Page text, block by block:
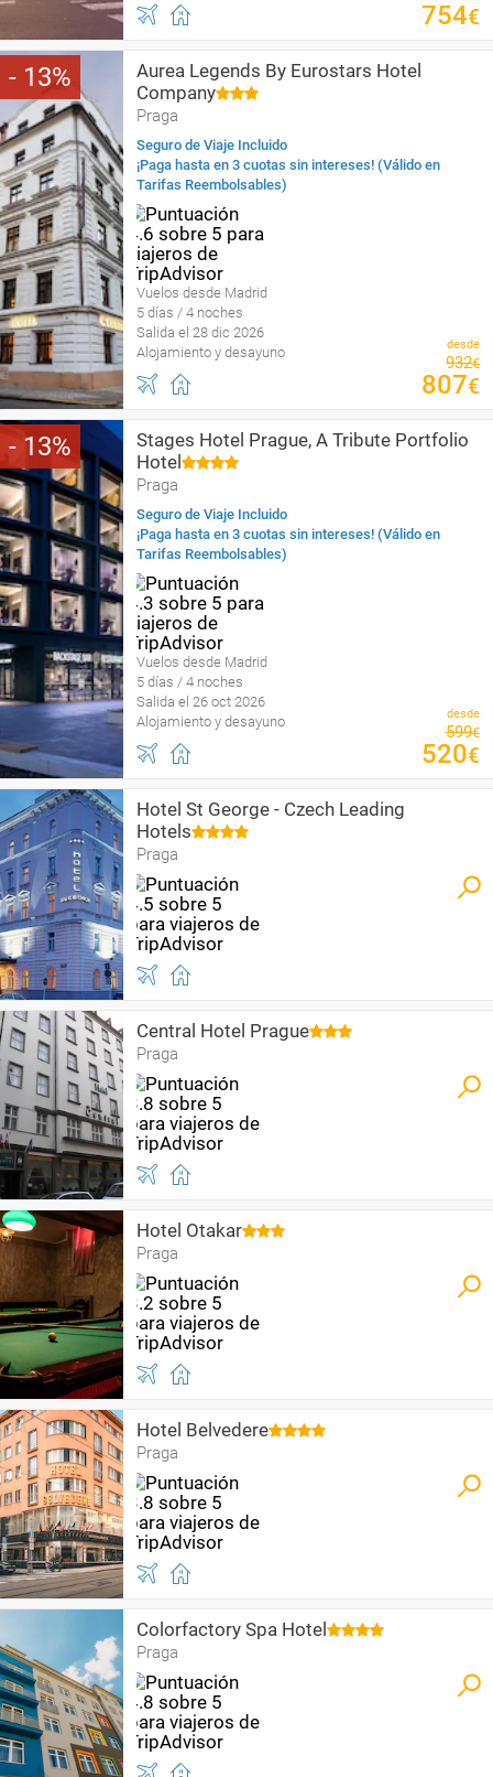
754€
13
Aurea Legends By Eurostars Hotel
Company
Praga
Seguro de Viaje Incluido
¡Paga hasta en 3 cuotas sin intereses! (Válido en
Tarifas Reembolsables)
Vuelos desde Madrid
5 días / 4 noches
Salida el 28 dic 2026
Alojamiento y desayuno
desde
932€
807€
13
Stages Hotel Prague, A Tribute Portfolio
Hotel
Praga
Seguro de Viaje Incluido
¡Paga hasta en 3 cuotas sin intereses! (Válido en
Tarifas Reembolsables)
Vuelos desde Madrid
5 días / 4 noches
Salida el 26 oct 2026
Alojamiento y desayuno
desde
599€
520€
Hotel St George - Czech Leading
Hotels
Praga
Central Hotel Prague
Praga
Hotel Otakar
Praga
Hotel Belvedere
Praga
Colorfactory Spa Hotel
Praga